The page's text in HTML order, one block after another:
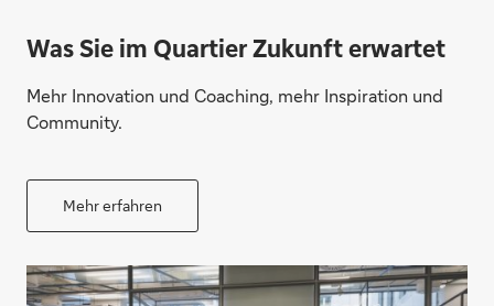
Was Sie im Quartier Zukunft erwartet
Mehr Innovation und Coaching, mehr Inspiration und
Community.
Mehr erfahren